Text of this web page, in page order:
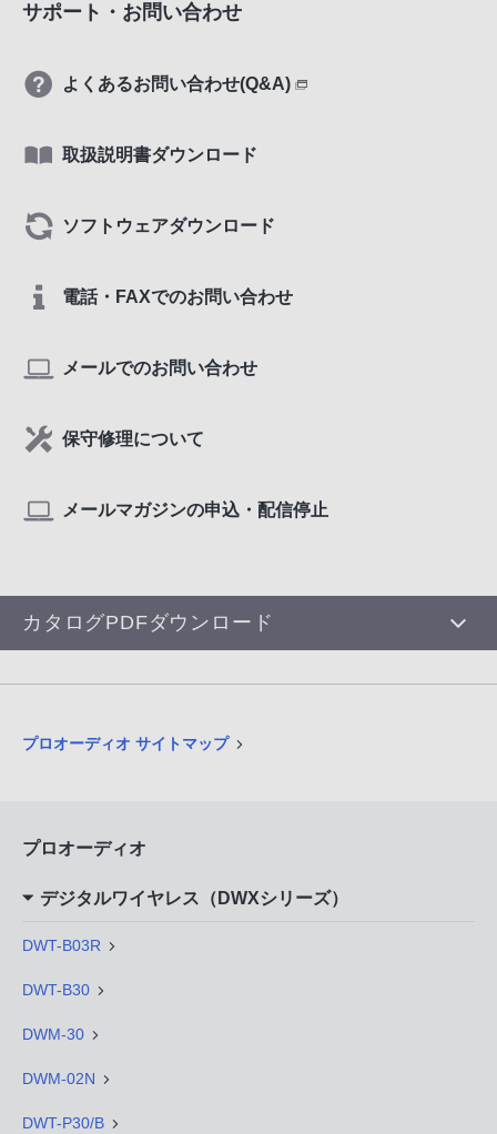
サポート・お問い合わせ
よくあるお問い合わせ(Q&A)
取扱説明書ダウンロード
ソフトウェアダウンロード
電話・FAXでのお問い合わせ
メールでのお問い合わせ
保守修理について
メールマガジンの申込・配信停止
カタログPDFダウンロード
プロオーディオ サイトマップ
プロオーディオ
デジタルワイヤレス（DWXシリーズ）
DWT-B03R
DWT-B30
DWM-30
DWM-02N
DWT-P30/B